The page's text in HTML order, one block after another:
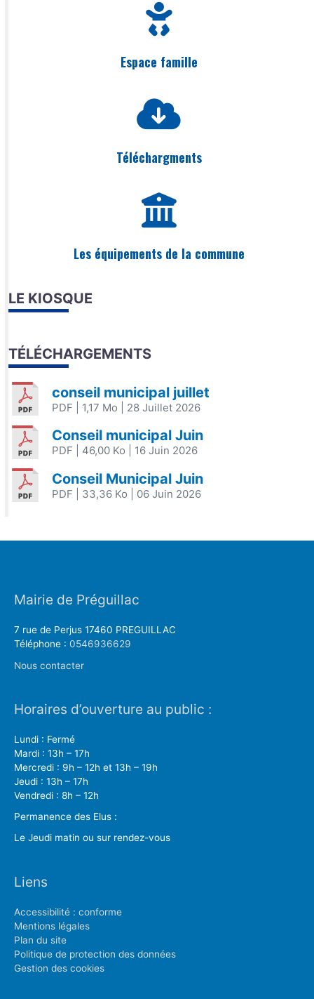
Espace famille
Téléchargments
Les équipements de la commune
LE KIOSQUE
TÉLÉCHARGEMENTS
conseil municipal juillet
PDF | 1,17 Mo | 28 Juillet 2026
Conseil municipal Juin
PDF | 46,00 Ko | 16 Juin 2026
Conseil Municipal Juin
PDF | 33,36 Ko | 06 Juin 2026
Mairie de Préguillac
7 rue de Perjus 17460 PREGUILLAC
Téléphone : 0546936629
Nous contacter
Horaires d’ouverture au public :
Lundi : Fermé
Mardi : 13h – 17h
Mercredi : 9h – 12h et 13h – 19h
Jeudi : 13h – 17h
Vendredi : 8h – 12h
Permanence des Elus :
Le Jeudi matin ou sur rendez-vous
Liens
Accessibilité : conforme
Mentions légales
Plan du site
Politique de protection des données
Gestion des cookies